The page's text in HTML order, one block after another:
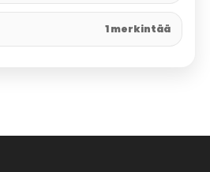
1 merkintää